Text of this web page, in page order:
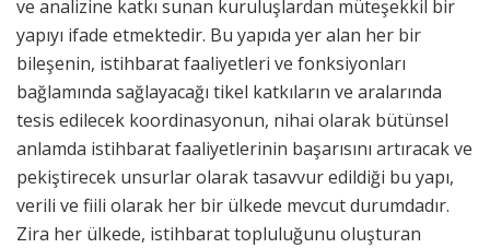
ve analizine katkı sunan kuruluşlardan müteşekkil bir
yapıyı ifade etmektedir. Bu yapıda yer alan her bir
bileşenin, istihbarat faaliyetleri ve fonksiyonları
bağlamında sağlayacağı tikel katkıların ve aralarında
tesis edilecek koordinasyonun, nihai olarak bütünsel
anlamda istihbarat faaliyetlerinin başarısını artıracak ve
pekiştirecek unsurlar olarak tasavvur edildiği bu yapı,
verili ve fiili olarak her bir ülkede mevcut durumdadır.
Zira her ülkede, istihbarat topluluğunu oluşturan